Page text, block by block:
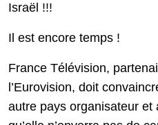
Israël !!!
Il est encore temps !
France Télévision,
l’Eurovision, doit
autre pays organisateur